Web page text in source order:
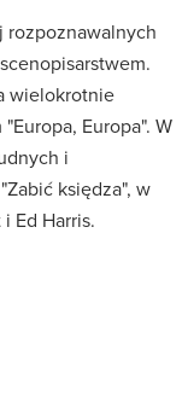
rozpoznawalnych
wielokrotnie
Europa". W
i
księdza", w
Ed Harris.